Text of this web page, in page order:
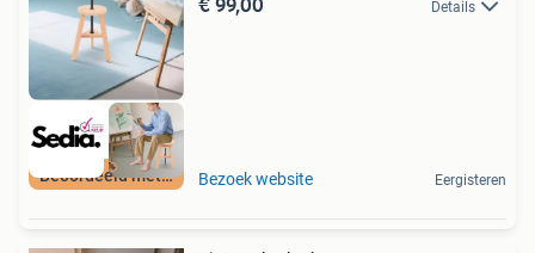
Beoordeeld met 9+
Details
Bezoek website Eergisteren